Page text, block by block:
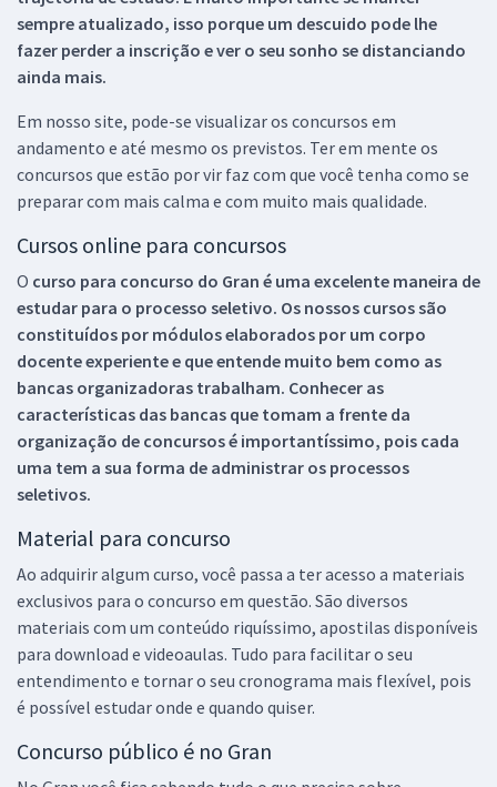
sempre atualizado, isso porque um descuido pode lhe
fazer perder a inscrição e ver o seu sonho se distanciando
ainda mais.
Em nosso site, pode-se visualizar os concursos em
andamento e até mesmo os previstos. Ter em mente os
concursos que estão por vir faz com que você tenha como se
preparar com mais calma e com muito mais qualidade.
Cursos online para concursos
O curso para concurso do Gran é uma excelente maneira de
estudar para o processo seletivo. Os nossos cursos são
constituídos por módulos elaborados por um corpo
docente experiente e que entende muito bem como as
bancas organizadoras trabalham. Conhecer as
características das bancas que tomam a frente da
organização de concursos é importantíssimo, pois cada
uma tem a sua forma de administrar os processos
seletivos.
Material para concurso
Ao adquirir algum curso, você passa a ter acesso a materiais
exclusivos para o concurso em questão. São diversos
materiais com um conteúdo riquíssimo, apostilas disponíveis
para download e videoaulas. Tudo para facilitar o seu
entendimento e tornar o seu cronograma mais flexível, pois
é possível estudar onde e quando quiser.
Concurso público é no Gran